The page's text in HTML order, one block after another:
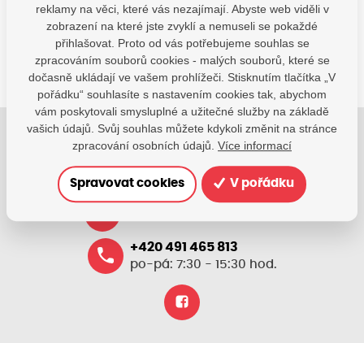
SDÍLEJTE:
Jsme tu pro Vaše děti.
Jsme k dispozici, pokud potřebujete pomoci.
+420 491 465 813
po-pá: 7:30 - 15:30 hod.
reklamy na věci, které vás nezajímají. Abyste web viděli v
zobrazení na které jste zvyklí a nemuseli se pokaždé
přihlašovat. Proto od vás potřebujeme souhlas se
zpracováním souborů cookies - malých souborů, které se
dočasně ukládají ve vašem prohlížeči. Stisknutím tlačítka „V
pořádku“ souhlasíte s nastavením cookies tak, abychom
vám poskytovali smysluplné a užitečné služby na základě
vašich údajů. Svůj souhlas můžete kdykoli změnit na stránce
zpracování osobních údajů. Více informací
Spravovat cookies V pořádku